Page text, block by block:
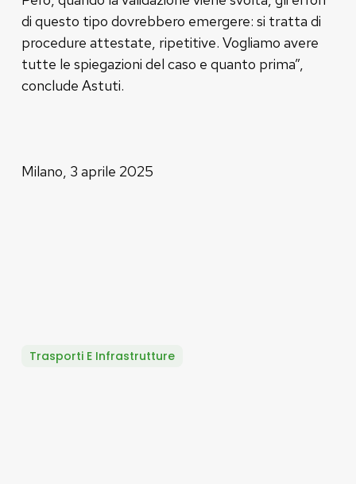
di questo tipo dovrebbero emergere: si tratta di
procedure attestate, ripetitive. Vogliamo avere
tutte le spiegazioni del caso e quanto prima”,
conclude Astuti.
Milano, 3 aprile 2025
Trasporti E Infrastrutture